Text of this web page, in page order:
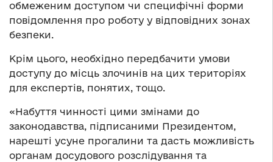
обмеженим доступом чи специфічні форми
повідомлення про роботу у відповідних зонах
безпеки.
Крім цього, необхідно передбачити умови
доступу до місць злочинів на цих територіях
для експертів, понятих, тощо.
«Набуття чинності цими змінами до
законодавства, підписаними Президентом,
нарешті усуне прогалини та дасть можливість
органам досудового розслідування та